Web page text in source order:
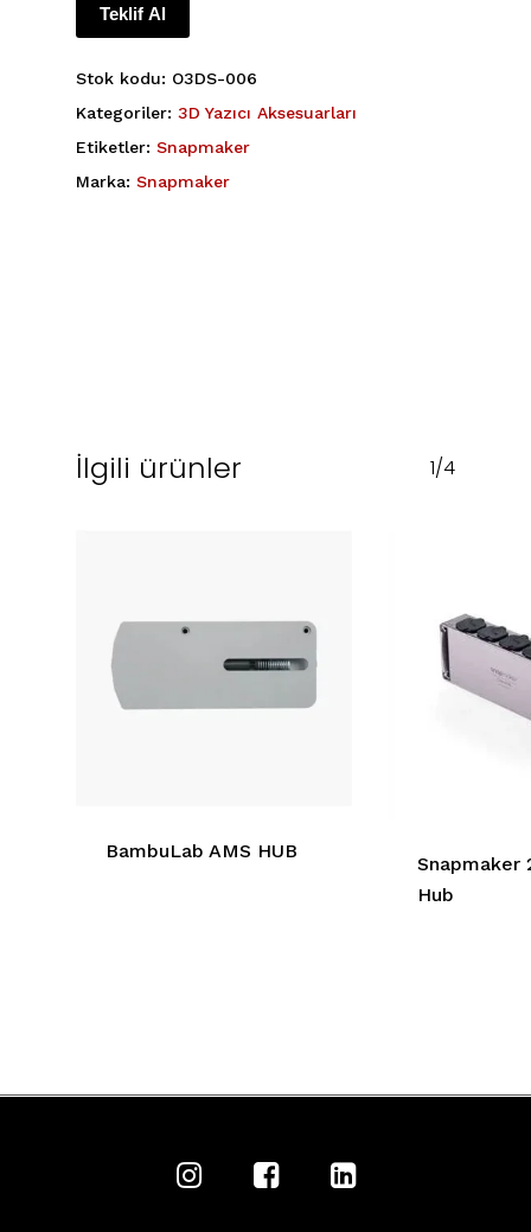
Teklif Al
Stok kodu: O3DS-006
Kategoriler: 3D Yazıcı Aksesuarları
Etiketler: Snapmaker
Marka: Snapmaker
İlgili ürünler 1/4
BambuLab AMS HUB
Snapmaker
Hub